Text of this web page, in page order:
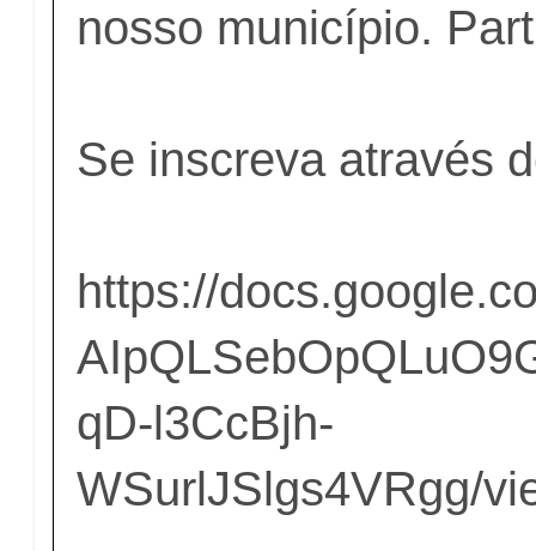
nosso município.
Se inscreva através
https://
qD-l3CcBjh-
WSurlJSlgs4VRgg/